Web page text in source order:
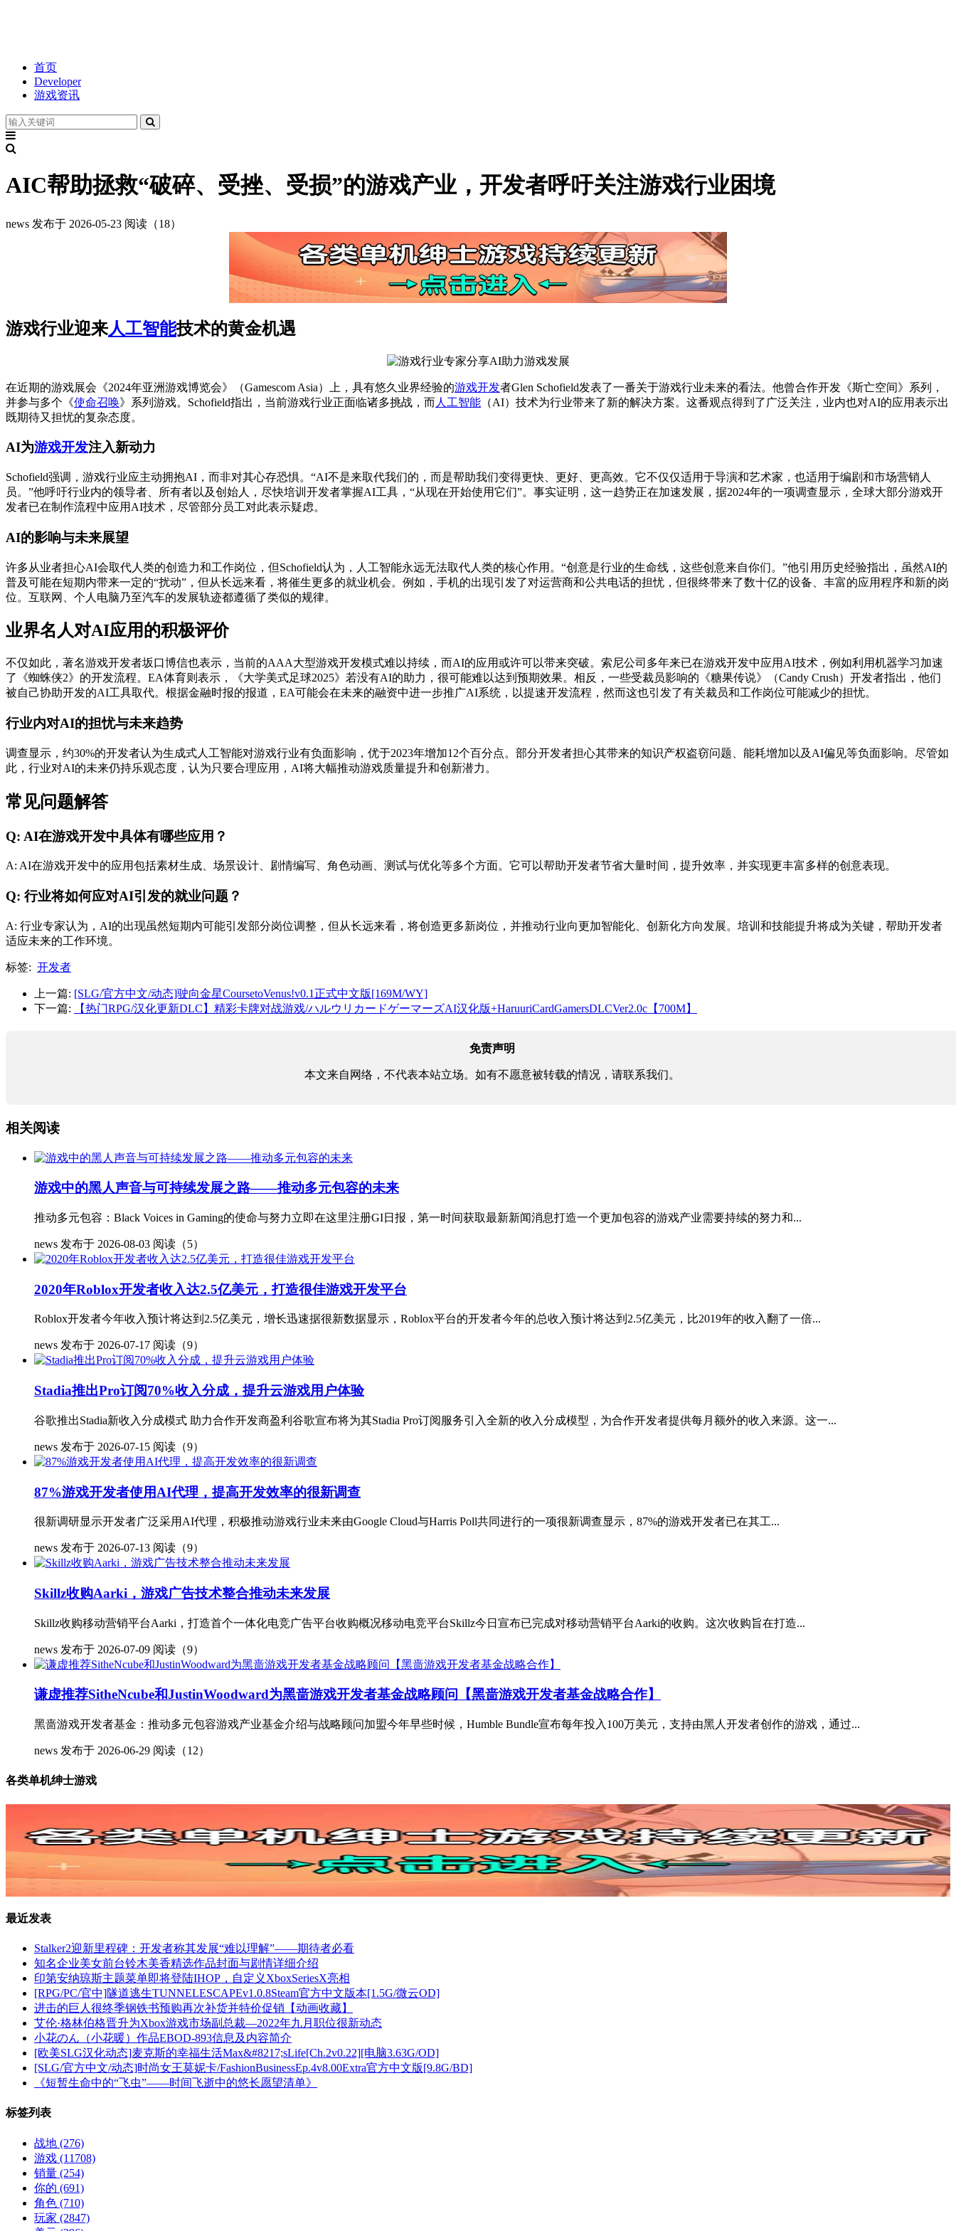
首页
Developer
游戏资讯
AIC帮助拯救“破碎、受挫、受损”的游戏产业，开发者呼吁关注游戏行业困境
news 发布于 2026-05-23 阅读（18）
游戏行业迎来人工智能技术的黄金机遇
在近期的游戏展会《2024年亚洲游戏博览会》（Gamescom Asia）上，具有悠久业界经验的游戏开发者Glen Schofield发表了一番关于游戏行业未来的看法。他曾合作开发《斯亡空间》系列，
并参与多个《使命召唤》系列游戏。Schofield指出，当前游戏行业正面临诸多挑战，而人工智能 （AI）技术为行业带来了新的解决方案。这番观点得到了广泛关注，业内也对AI的应用表示出
既期待又担忧的复杂态度。
AI为游戏开发注入新动力
Schofield强调，游戏行业应主动拥抱AI，而非对其心存恐惧。“AI不是来取代我们的，而是帮助我们变得更快、更好、更高效。它不仅仅适用于导演和艺术家，也适用于编剧和市场营销人
员。”他呼吁行业内的领导者、所有者以及创始人，尽快培训开发者掌握AI工具，“从现在开始使用它们”。事实证明，这一趋势正在加速发展，据2024年的一项调查显示，全球大部分游戏开
发者已在制作流程中应用AI技术，尽管部分员工对此表示疑虑。
AI的影响与未来展望
许多从业者担心AI会取代人类的创造力和工作岗位，但Schofield认为，人工智能永远无法取代人类的核心作用。“创意是行业的生命线，这些创意来自你们。”他引用历史经验指出，虽然AI的
普及可能在短期内带来一定的“扰动”，但从长远来看，将催生更多的就业机会。例如，手机的出现引发了对运营商和公共电话的担忧，但很终带来了数十亿的设备、丰富的应用程序和新的岗
位。互联网、个人电脑乃至汽车的发展轨迹都遵循了类似的规律。
业界名人对AI应用的积极评价
不仅如此，著名游戏开发者坂口博信也表示，当前的AAA大型游戏开发模式难以持续，而AI的应用或许可以带来突破。索尼公司多年来已在游戏开发中应用AI技术，例如利用机器学习加速
了《蜘蛛侠2》的开发流程。EA体育则表示，《大学美式足球2025》若没有AI的助力，很可能难以达到预期效果。相反，一些受裁员影响的《糖果传说》（Candy Crush）开发者指出，他们
被自己协助开发的AI工具取代。根据金融时报的报道，EA可能会在未来的融资中进一步推广AI系统，以提速开发流程，然而这也引发了有关裁员和工作岗位可能减少的担忧。
行业内对AI的担忧与未来趋势
调查显示，约30%的开发者认为生成式人工智能对游戏行业有负面影响，优于2023年增加12个百分点。部分开发者担心其带来的知识产权盗窃问题、能耗增加以及AI偏见等负面影响。尽管如
此，行业对AI的未来仍持乐观态度，认为只要合理应用，AI将大幅推动游戏质量提升和创新潜力。
常见问题解答
Q: AI在游戏开发中具体有哪些应用？
A: AI在游戏开发中的应用包括素材生成、场景设计、剧情编写、角色动画、测试与优化等多个方面。它可以帮助开发者节省大量时间，提升效率，并实现更丰富多样的创意表现。
Q: 行业将如何应对AI引发的就业问题？
A: 行业专家认为，AI的出现虽然短期内可能引发部分岗位调整，但从长远来看，将创造更多新岗位，并推动行业向更加智能化、创新化方向发展。培训和技能提升将成为关键，帮助开发者
适应未来的工作环境。
标签: 开发者
上一篇: [SLG/官方中文/动态]驶向金星CoursetoVenus!v0.1正式中文版[169M/WY]
下一篇:
【热门RPG/汉化更新DLC】精彩卡牌对战游戏/ハルウリカードゲーマーズAI汉化版+HaruuriCardGamersDLCVer2.0c【700M】
免责声明
本文来自网络，不代表本站立场。如有不愿意被转载的情况，请联系我们。
相关阅读
游戏中的黑人声音与可持续发展之路——推动多元包容的未来
推动多元包容：Black Voices in Gaming的使命与努力立即在这里注册GI日报，第一时间获取最新新闻消息打造一个更加包容的游戏产业需要持续的努力和...
news 发布于 2026-08-03 阅读（5）
2020年Roblox开发者收入达2.5亿美元，打造很佳游戏开发平台
Roblox开发者今年收入预计将达到2.5亿美元，增长迅速据很新数据显示，Roblox平台的开发者今年的总收入预计将达到2.5亿美元，比2019年的收入翻了一倍...
news 发布于 2026-07-17 阅读（9）
Stadia推出Pro订阅70%收入分成，提升云游戏用户体验
谷歌推出Stadia新收入分成模式 助力合作开发商盈利谷歌宣布将为其Stadia Pro订阅服务引入全新的收入分成模型，为合作开发者提供每月额外的收入来源。这一...
news 发布于 2026-07-15 阅读（9）
87%游戏开发者使用AI代理，提高开发效率的很新调查
很新调研显示开发者广泛采用AI代理，积极推动游戏行业未来由Google Cloud与Harris Poll共同进行的一项很新调查显示，87%的游戏开发者已在其工...
news 发布于 2026-07-13 阅读（9）
Skillz收购Aarki，游戏广告技术整合推动未来发展
Skillz收购移动营销平台Aarki，打造首个一体化电竞广告平台收购概况移动电竞平台Skillz今日宣布已完成对移动营销平台Aarki的收购。这次收购旨在打造...
news 发布于 2026-07-09 阅读（9）
谦虚推荐SitheNcube和JustinWoodward为黑啬游戏开发者基金战略顾问【黑啬游戏开发者基金战略合作】
黑啬游戏开发者基金：推动多元包容游戏产业基金介绍与战略顾问加盟今年早些时候，Humble Bundle宣布每年投入100万美元，支持由黑人开发者创作的游戏，通过...
news 发布于 2026-06-29 阅读（12）
各类单机绅士游戏
最近发表
Stalker2迎新里程碑：开发者称其发展“难以理解”——期待者必看
知名企业美女前台铃木美香精选作品封面与剧情详细介绍
印第安纳琼斯主题菜单即将登陆IHOP，自定义XboxSeriesX亮相
[RPG/PC/官中]隧道逃生TUNNELESCAPEv1.0.8Steam官方中文版本[1.5G/微云OD]
进击的巨人很终季钢铁书预购再次补货并特价促销【动画收藏】
艾伦·格林伯格晋升为Xbox游戏市场副总裁—2022年九月职位很新动态
小花のん（小花暖）作品EBOD-893信息及内容简介
[欧美SLG汉化动态]麦克斯的幸福生活Max&#8217;sLife[Ch.2v0.22][电脑3.63G/OD]
[SLG/官方中文/动态]时尚女王莫妮卡/FashionBusinessEp.4v8.00Extra官方中文版[9.8G/BD]
《短暂生命中的“飞虫”——时间飞逝中的悠长愿望清单》
标签列表
战地 (276)
游戏 (11708)
销量 (254)
你的 (691)
角色 (710)
玩家 (2847)